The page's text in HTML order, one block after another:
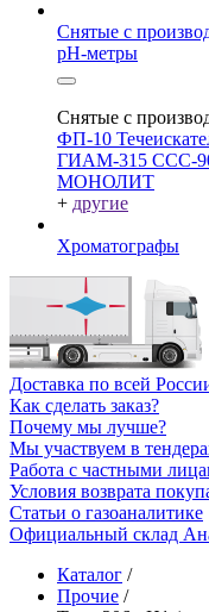
Снятые с
pH-метры
Снятые с
ФП-10
ГИАМ-315 ССС-
МОНОЛИТ
+ другие
Хроматографы
Доставка по всей
Как сделать заказ?
Почему мы лучше?
Мы участвуем в
Работа с частными
Условия возврата
Статьи о газоаналитике
Официальный склад
Каталог /
Прочие /